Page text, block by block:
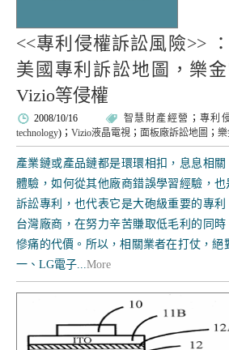
<<專利侵權訴訟風險>>
美國專利訴訟地圖，樂
Vizio等侵權
2008/10/16 智慧財產經營 ； 專利
technology)； Vizio液晶電視 ； 面板廠訴訟地圖 ；
產業鏈或產品鏈都是環環相扣，息息相
體驗，如何從其他廠商錯誤學習經驗，
訴訟專利，也代表它是大砲級重要的專
台灣廠商，在努力辛苦賺取低毛利的同
慘痛的代價。所以，相關業者在打仗，絕
一、LG電子...More